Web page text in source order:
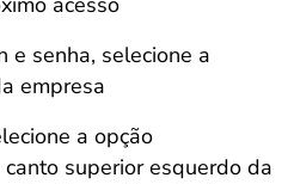
e senha, selecione a
empresa
a opção
canto superior esquerdo da